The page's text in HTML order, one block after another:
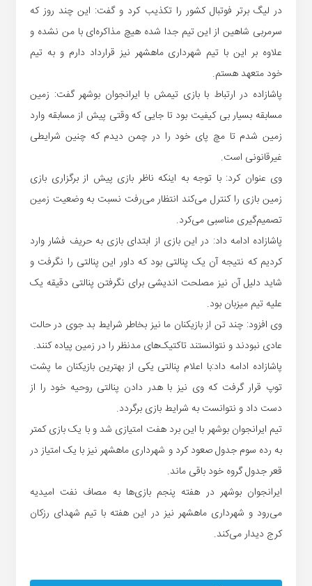
در لیگ برتر فوتبال کشور را تکذیب کرد و گفت: این چند روز که
سرمربی شاهین از این تیم جدا شده هیچ مذاکره‌ای با من نشده و
علاوه بر این با تیم شهرداری ماهشهر نیز قرارداد دارم و به تیم
خود متعهد هستم.
پاشازاده در ارتباط با بازی تیمش با ایرانجوان بوشهر گفت: زمین
مسابقه بسیار بی کیفیت بود تا جایی که وقتی پیش از مسابقه وارد
زمین شدم تا مچ پای خود را در چمن دیدم که چنین شرایطی
غیرقانونی است.
وی عنوان کرد: با توجه به اینکه ناظر بازی پیش از برگزاری بازی
زمین بازی را کنترل می‌کند انتظار می‌رفت نسبت به وضعیت زمین
تصمیم‌گیری مناسبی می‌کرد.
پاشازاده ادامه داد: در این بازی از ابتدای بازی به حریف فشار وارد
کردیم که نتیجه آن یک پنالتی بود که داور این پنالتی را نگرفت و
شاید دلیل آن نیز مصلحت اندیشی برای نگرفتن پنالتی دقیقه یک
علیه تیم میزبان بود.
وی افزود: چند تن از بازیکنان ما نیز بخاطر شرایط بد جوی در حالت
عادی نبودند و نتوانستند تاکتیک‌های مدنظر را در زمین پیاده کنند.
پاشازاده ادامه داد:با اعلام پنالتی یکی از بهترین بازیکنان ما پشت
توپ قرار گرفت که وی نیز با هدر دادن پنالتی روحیه خود را از
دست داد و نتوانست به شرایط بازی برگردد.
تیم ایرانجوان بوشهر با این برد هفت امتیازی شد و با یک بازی کمتر
به رده سوم جدول صعود کرد و شهرداری ماهشهر نیز با یک امتیاز در
قعر جدول گروه خود باقی ماند.
ایرانجوان بوشهر در هفته پنجم بازی‌ها به مصاف نفت امیدیه
می‌رود و شهرداری ماهشهر نیز در این هفته با تیم شهدای رزکان
کرج دیدار می‌کند.